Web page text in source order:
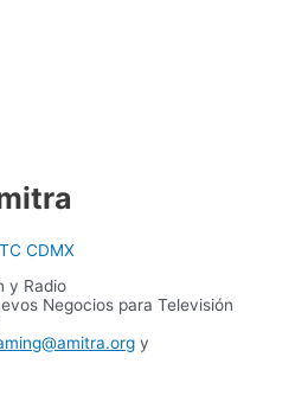
CDMX
y Radio
Negocios para Televisión
y